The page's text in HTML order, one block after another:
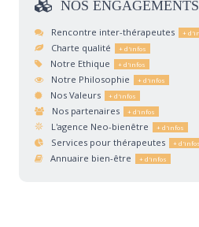
NOS ENGAGEMENTS
Rencontre inter-thérapeutes
Charte qualité
Notre Ethique
Notre Philosophie
Nos Valeurs
Nos partenaires
L'agence Neo-bienêtre
Services pour thérapeutes
Annuaire bien-être